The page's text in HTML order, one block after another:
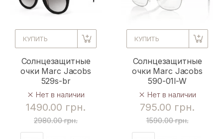
КУПИТЬ
Солнцезащитные
очки Marc Jacobs
529s-br
Нет в наличии
1490.00 грн.
2980.00 грн.
КУПИТЬ
Солнцезащитные
очки Marc Jacobs
590-01l-W
Нет в наличии
795.00 грн.
1590.00 грн.